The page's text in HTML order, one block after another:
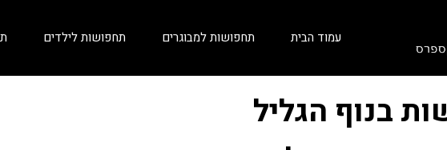
עמוד הבית תחפושות למבוגרים תחפושות לילדים
בנוף הגליל